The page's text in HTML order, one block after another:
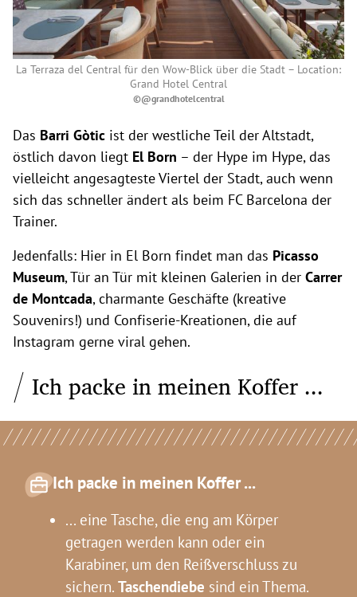
La Terraza del Central für den Wow-Blick über die Stadt – Location:
Grand Hotel Central
©@grandhotelcentral
Das Barri Gòtic ist der westliche Teil der Altstadt,
östlich davon liegt El Born – der Hype im Hype, das
vielleicht angesagteste Viertel der Stadt, auch wenn
sich das schneller ändert als beim FC Barcelona der
Trainer.
Jedenfalls: Hier in El Born findet man das Picasso
Museum, Tür an Tür mit kleinen Galerien in der Carrer
de Montcada, charmante Geschäfte (kreative
Souvenirs!) und Confiserie-Kreationen, die auf
Instagram gerne viral gehen.
Ich packe in meinen Koffer ...
Ich packe in meinen Koffer ...
... eine Tasche, die eng am Körper
getragen werden kann oder ein
Karabiner, um den Reißverschluss zu
sichern. Taschendiebe sind ein Thema.